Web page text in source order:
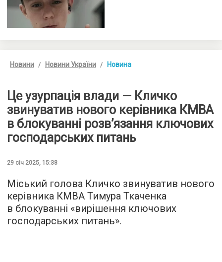
Новини Новини України Новина
Це узурпація влади — Кличко
звинуватив нового керівника КМВА
в блокуванні розв’язання ключових
господарських питань
29 січ 2025, 15:38
Міський голова Кличко звинуватив нового
керівника КМВА Тимура Ткаченка
в блокуванні «вирішення ключових
господарських питань».